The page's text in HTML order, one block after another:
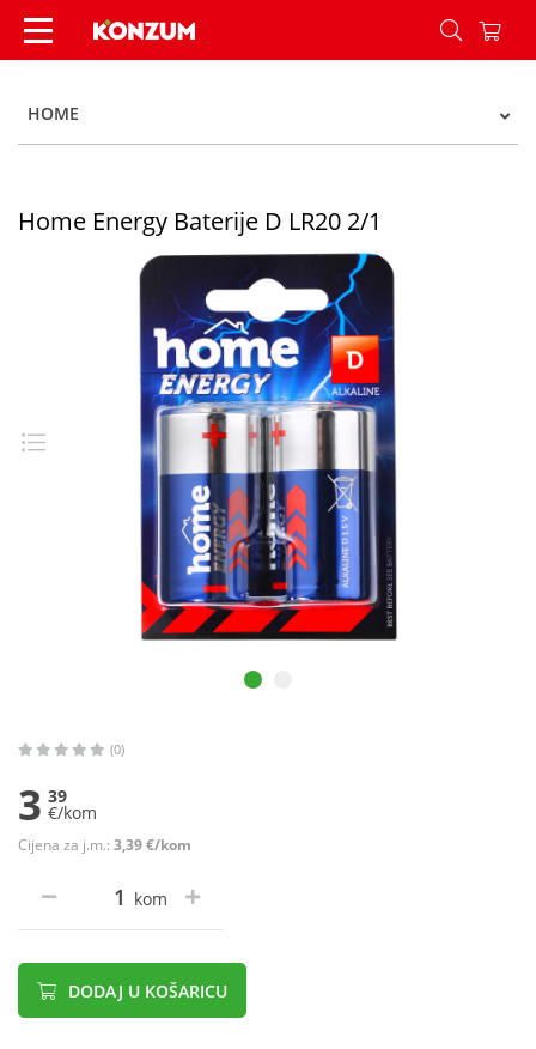
Home Energy Baterije D LR20 2/1 - Konzum
HOME
Home Energy Baterije D LR20 2/1
(0)
3 39
€/kom
Cijena za j.m.: 3,39 €/kom
kom
DODAJ U KOŠARICU